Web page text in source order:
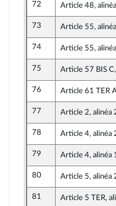
72 Article 48,
73 Article 55,
74 Article 55,
75 Article 57 BIS C,
76 Article 61 TER
77 Article 2, alinéa
78 Article 4, alinéa
79 Article 4, alinéa 1
80 Article 5, alinéa
81 Article 5 TER,